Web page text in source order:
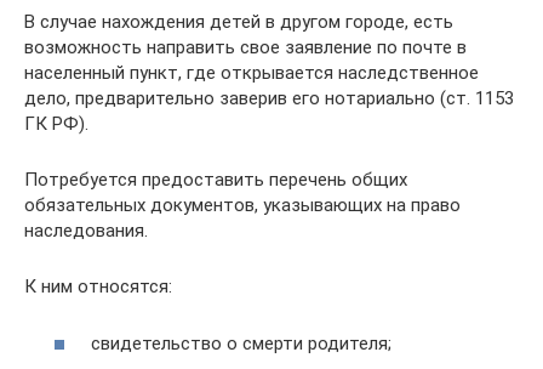
В случае нахождения детей в другом городе, есть
возможность направить свое заявление по почте в
населенный пункт, где открывается наследственное
дело, предварительно заверив его нотариально (ст. 1153
ГК РФ).
Потребуется предоставить перечень общих
обязательных документов, указывающих на право
наследования.
К ним относятся:
свидетельство о смерти родителя;